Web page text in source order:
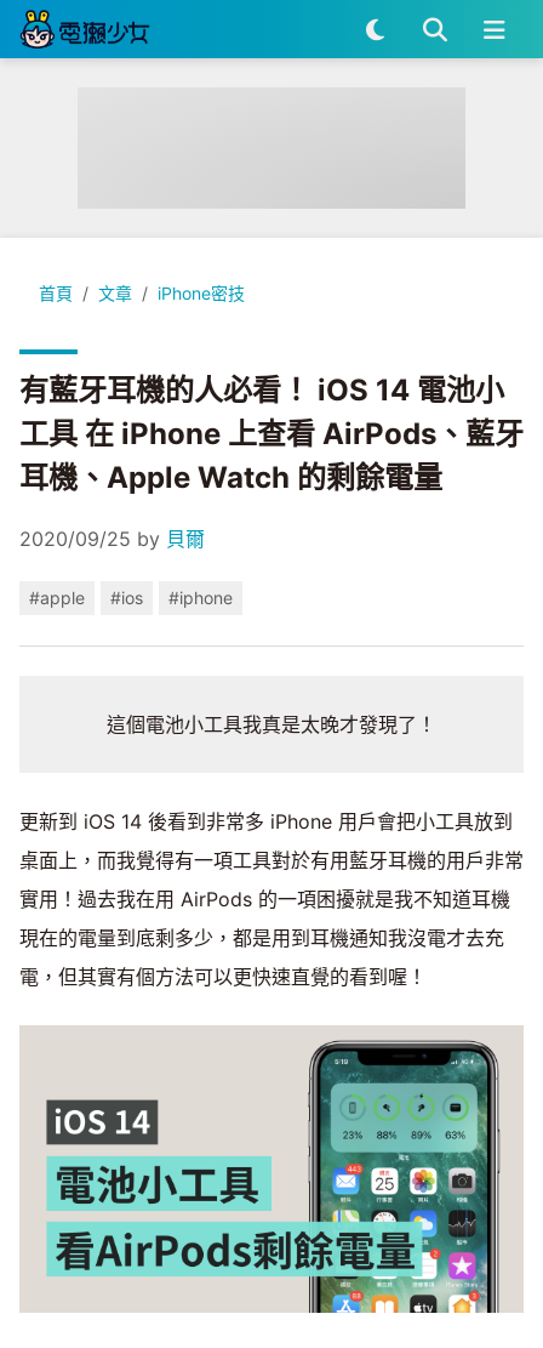
首頁 文章 iPhone密技
有藍牙耳機的人必看！ iOS 14 電池小工具 在 iPhone 上查看
有藍牙耳機的人必看！ iOS 14 電池小
工具 在 iPhone 上查看 AirPods、藍牙
耳機、Apple Watch 的剩餘電量
2020/09/25 by 貝爾
#apple #ios #iphone
這個電池小工具我真是太晚才發現了！
更新到 iOS 14 後看到非常多 iPhone 用戶會把小工具放到
桌面上，而我覺得有一項工具對於有用藍牙耳機的用戶非常
實用！過去我在用 AirPods 的一項困擾就是我不知道耳機
現在的電量到底剩多少，都是用到耳機通知我沒電才去充
電，但其實有個方法可以更快速直覺的看到喔！